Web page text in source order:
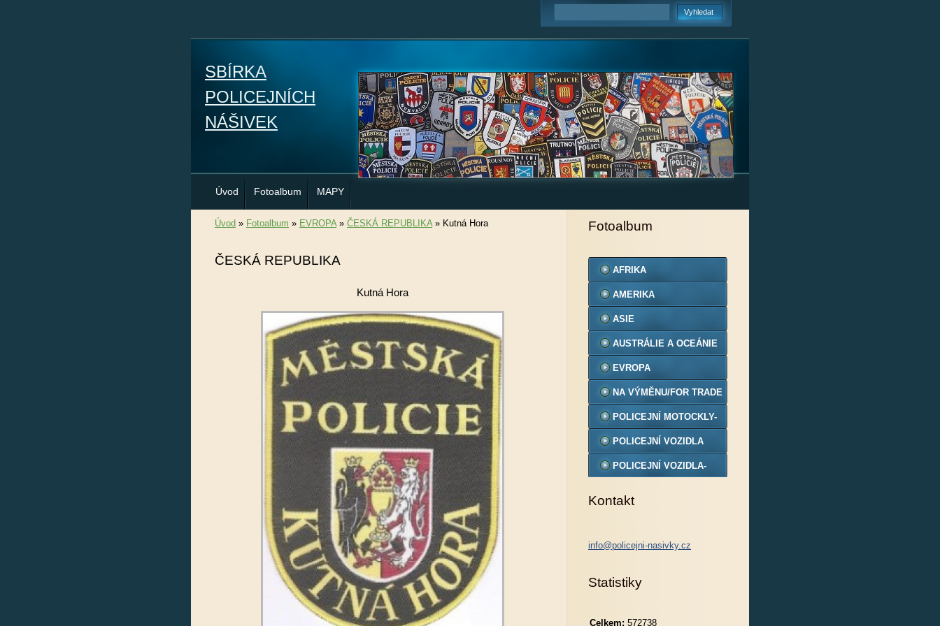
SBÍRKA
POLICEJNÍCH
NÁŠIVEK
Úvod Fotoalbum MAPY
Úvod » Fotoalbum » EVROPA» ČESKÁ REPUBLIKA» Kutná Hora
ČESKÁ REPUBLIKA
Kutná Hora
Fotoalbum
AFRIKA
AMERIKA
ASIE
AUSTRÁLIE A OCEÁNIE
EVROPA
NA VÝMĚNU/FOR TRADE
POLICEJNÍ MOTOCKLY-
MODELY
POLICEJNÍ VOZIDLA
POLICEJNÍ VOZIDLA-
Kontakt
info@policejni-nasivky.cz
Statistiky
Celkem: 572738